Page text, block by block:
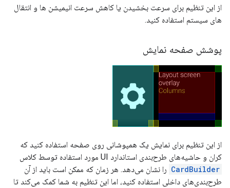
از این تنظیم برای سرعت بخشیدن یا کاهش سرعت انیمیشن ها و انتقال
های سیستم استفاده کنید.
پوشش صفحه نمایش
از این تنظیم برای نمایش یک همپوشانی روی صفحه استفاده کنید که
کران و حاشیه‌های طرح‌بندی استاندارد UI مورد استفاده توسط کلاس
CardBuilder را نشان می‌دهد. هر زمان که ممکن است باید از آن
طرح‌بندی‌های داخلی استفاده کنید، اما این تنظیم به شما کمک می‌کند تا